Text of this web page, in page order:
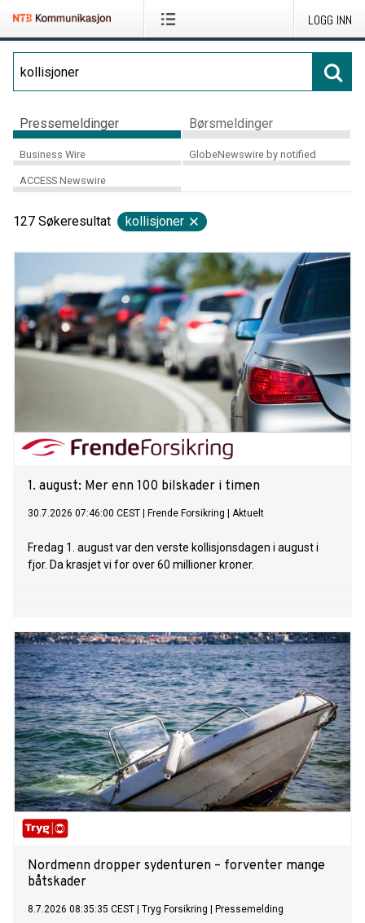
LOGG INN
Pressemeldinger Børsmeldinger
Business Wire GlobeNewswire by notified
ACCESS Newswire
127 Søkeresultat kollisjoner
1. august: Mer enn 100 bilskader i timen
30.7.2026 07:46:00 CEST Frende Forsikring Aktuelt
Fredag 1. august var den verste kollisjonsdagen i august i
fjor. Da krasjet vi for over 60 millioner kroner.
Nordmenn dropper sydenturen – forventer mange
båtskader
8.7.2026 08:35:35 CEST Tryg Forsikring Pressemelding